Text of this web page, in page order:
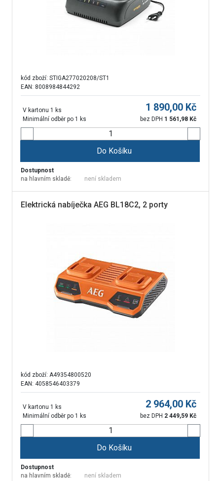
kód zboží: STIGA277020208/ST1
EAN: 8008984844292
V kartonu 1 ks
Minimální odběr po 1 ks
1 890,00 Kč
bez DPH 1 561,98 Kč
Do Košíku
Dostupnost
na hlavním skladě:
není skladem
Elektrická nabíječka AEG BL18C2, 2 porty
kód zboží: A49354800520
EAN: 4058546403379
V kartonu 1 ks
Minimální odběr po 1 ks
2 964,00 Kč
bez DPH 2 449,59 Kč
Do Košíku
Dostupnost
na hlavním skladě:
není skladem